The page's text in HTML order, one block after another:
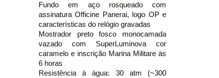
Fundo em aço rosqueado com
assinatura Officine Panerai, logo OP e
características do relógio gravadas
Mostrador preto fosco monocamada
vazado com SuperLuminova cor
caramelo e inscrição Marina Militare às
6 horas
Resistência à água: 30 atm (~300